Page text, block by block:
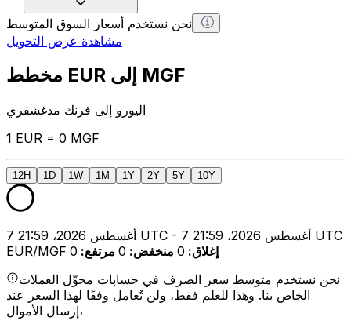
نحن نستخدم أسعار السوق المتوسط
مشاهدة عرض التحويل
مخطط EUR إلى MGF
اليورو إلى فرنك مدغشقري
1 EUR = 0 MGF
12H 1D 1W 1M 1Y 2Y 5Y 10Y
7 أغسطس 2026، 21:59 UTC - 7 أغسطس 2026، 21:59 UTC
EUR/MGF
إغلاق:
0 منخفض:
0 مرتفع:
0
نحن نستخدم متوسط سعر الصرف في حسابات محوِّل العملات
الخاص بنا. وهذا للعلم فقط، ولن تُعامل وفقًا لهذا السعر عند
إرسال الأموال،